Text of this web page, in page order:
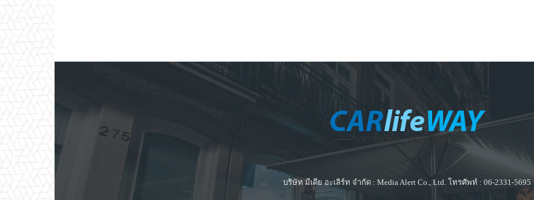
บริษัท มีเดีย อะเลิร์ท จำกัด : Media Alert Co., Ltd. โทรศัพท์ : 06-2331-5695